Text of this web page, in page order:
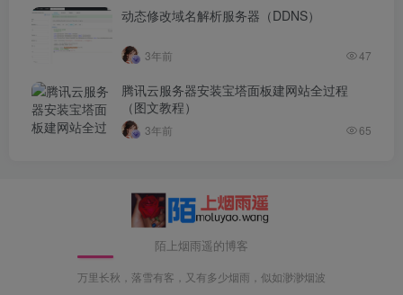
动态修改域名解析服务器（DDNS）
3年前 47
腾讯云服务器安装宝塔面板建网站全过程
（图文教程）
3年前 65
陌上烟雨遥的博客
万里长秋，落雪有客，又有多少烟雨，似如渺渺烟波